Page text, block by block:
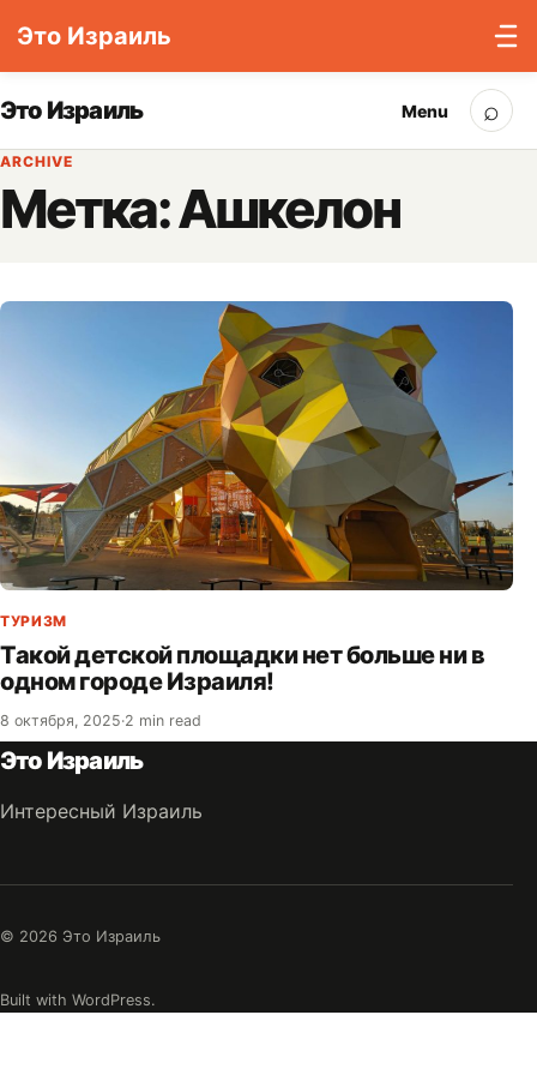
Это Израиль
Это Израиль Menu ⌕
ARCHIVE
Метка:Ашкелон
ТУРИЗМ
Такой детской площадки нет больше ни в
одном городе Израиля!
8 октября, 2025·2 min read
Это Израиль
Интересный Израиль
© 2026 Это Израиль
Built with WordPress.